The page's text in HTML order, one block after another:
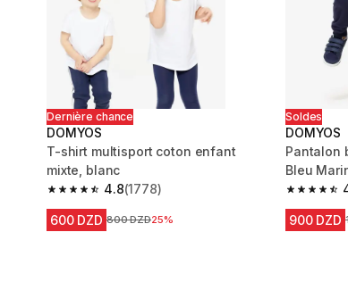
Dernière chance
DOMYOS
T-shirt multisport coton enfant
mixte, blanc
4.8
4.8 out of 5 stars from 1778 reviews
(1778)
600 DZD Prix avant la réduction
800 DZD25%
Soldes
DOMYOS
Pantalon
Bleu
4.6 out of
900 DZD